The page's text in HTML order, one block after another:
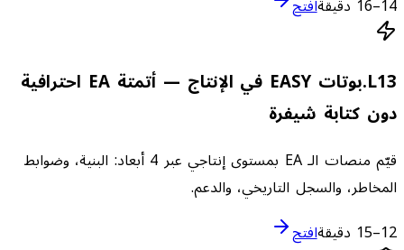
L13
.
بوتات EASY في الإنتاج — أتمتة EA احترافية
دون كتابة شيفرة
قيّم منصات الـ EA بمستوى إنتاجي عبر 4 أبعاد: البنية، وضوابط
المخاطر، والسجل التاريخي، والدعم.
12–15 دقيقة
افتح